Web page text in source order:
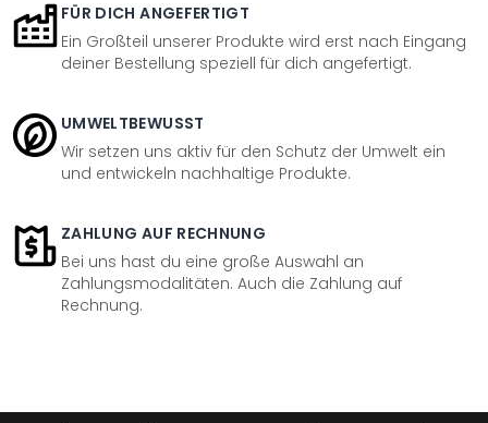
FÜR DICH ANGEFERTIGT
Ein Großteil unserer Produkte wird erst nach Eingang
deiner Bestellung speziell für dich angefertigt.
UMWELTBEWUSST
Wir setzen uns aktiv für den Schutz der Umwelt ein
und entwickeln nachhaltige Produkte.
ZAHLUNG AUF RECHNUNG
Bei uns hast du eine große Auswahl an
Zahlungsmodalitäten. Auch die Zahlung auf
Rechnung.